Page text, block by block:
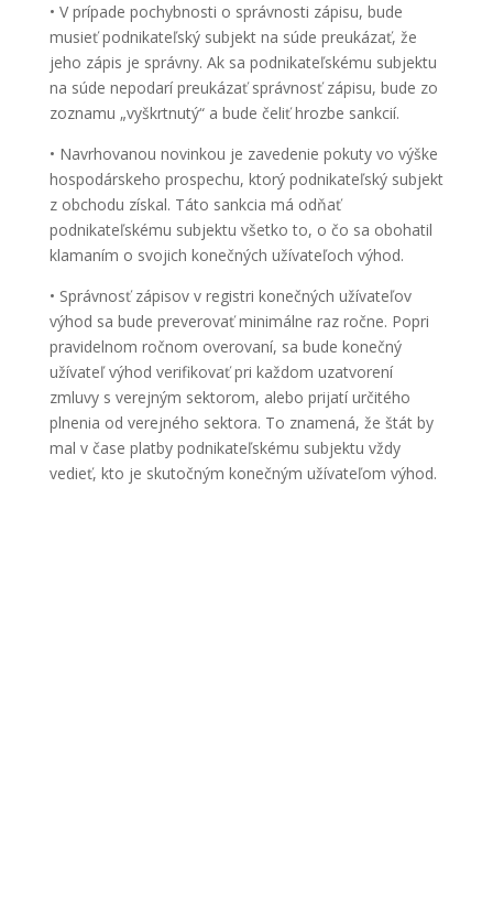
• V prípade pochybnosti o správnosti zápisu, bude
musieť podnikateľský subjekt na súde preukázať, že
jeho zápis je správny. Ak sa podnikateľskému subjektu
na súde nepodarí preukázať správnosť zápisu, bude zo
zoznamu „vyškrtnutý“ a bude čeliť hrozbe sankcií.
• Navrhovanou novinkou je zavedenie pokuty vo výške
hospodárskeho prospechu, ktorý podnikateľský subjekt
z obchodu získal. Táto sankcia má odňať
podnikateľskému subjektu všetko to, o čo sa obohatil
klamaním o svojich konečných užívateľoch výhod.
• Správnosť zápisov v registri konečných užívateľov
výhod sa bude preverovať minimálne raz ročne. Popri
pravidelnom ročnom overovaní, sa bude konečný
užívateľ výhod verifikovať pri každom uzatvorení
zmluvy s verejným sektorom, alebo prijatí určitého
plnenia od verejného sektora. To znamená, že štát by
mal v čase platby podnikateľskému subjektu vždy
vedieť, kto je skutočným konečným užívateľom výhod.